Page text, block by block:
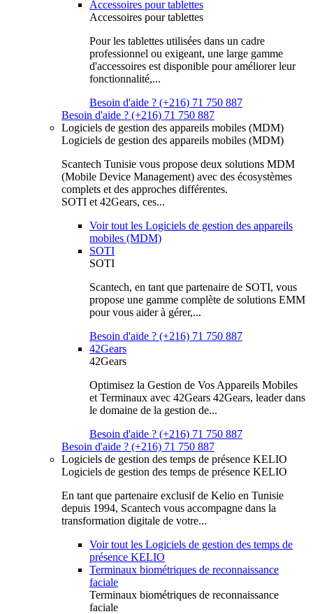
Accessoires pour tablettes
Accessoires pour tablettes
Pour les tablettes utilisées dans un cadre
professionnel ou exigeant, une large gamme
d'accessoires est disponible pour améliorer leur
fonctionnalité,...
Besoin d'aide ? (+216) 71 750 887
Besoin d'aide ? (+216) 71 750 887
Logiciels de gestion des appareils mobiles (MDM)
Logiciels de gestion des appareils mobiles (MDM)
Scantech Tunisie vous propose deux solutions MDM
(Mobile Device Management) avec des écosystèmes
complets et des approches différentes.
SOTI et 42Gears, ces...
Voir tout les Logiciels de gestion des appareils
mobiles (MDM)
SOTI
SOTI
Scantech, en tant que partenaire de SOTI, vous
propose une gamme complète de solutions EMM
pour vous aider à gérer,...
Besoin d'aide ? (+216) 71 750 887
42Gears
42Gears
Optimisez la Gestion de Vos Appareils Mobiles
et Terminaux avec 42Gears 42Gears, leader dans
le domaine de la gestion de...
Besoin d'aide ? (+216) 71 750 887
Besoin d'aide ? (+216) 71 750 887
Logiciels de gestion des temps de présence KELIO
Logiciels de gestion des temps de présence KELIO
En tant que partenaire exclusif de Kelio en Tunisie
depuis 1994, Scantech vous accompagne dans la
transformation digitale de votre...
Voir tout les Logiciels de gestion des temps de
présence KELIO
Terminaux biométriques de reconnaissance
faciale
Terminaux biométriques de reconnaissance
faciale